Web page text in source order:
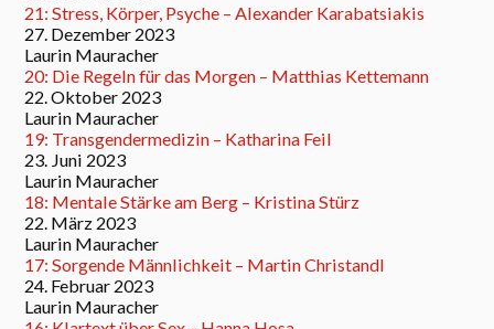
21: Stress, Körper, Psyche – Alexander Karabatsiakis
27. Dezember 2023
Laurin Mauracher
20: Die Regeln für das Morgen – Matthias Kettemann
22. Oktober 2023
Laurin Mauracher
19: Transgendermedizin – Katharina Feil
23. Juni 2023
Laurin Mauracher
18: Mentale Stärke am Berg – Kristina Stürz
22. März 2023
Laurin Mauracher
17: Sorgende Männlichkeit – Martin Christandl
24. Februar 2023
Laurin Mauracher